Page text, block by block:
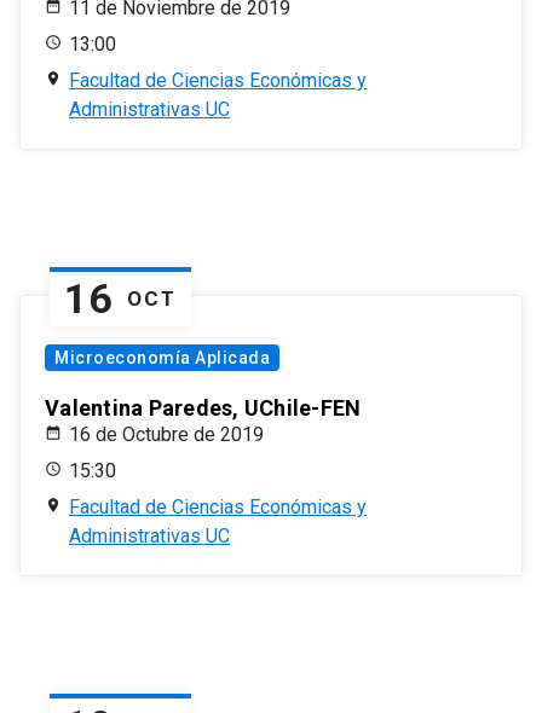
11 de Noviembre de 2019
13:00
Facultad de Ciencias Económicas y
Administrativas UC
16 OCT
Microeconomía Aplicada
Valentina Paredes, UChile-FEN
16 de Octubre de 2019
15:30
Facultad de Ciencias Económicas y
Administrativas UC